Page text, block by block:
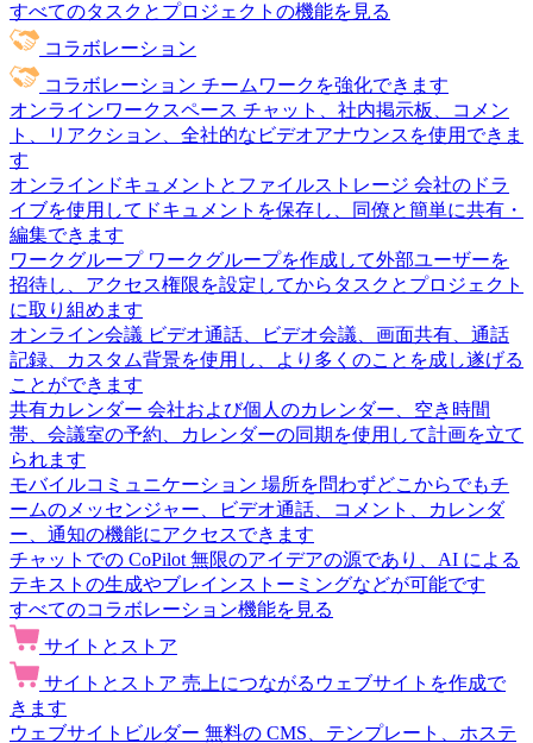
すべてのタスクとプロジェクトの機能を見る
コラボレーション
コラボレーション チームワークを強化できます
オンラインワークスペース チャット、社内掲示板、コメン
ト、リアクション、全社的なビデオアナウンスを使用できま
す
オンラインドキュメントとファイルストレージ 会社のドラ
イブを使用してドキュメントを保存し、同僚と簡単に共有・
編集できます
ワークグループ ワークグループを作成して外部ユーザーを
招待し、アクセス権限を設定してからタスクとプロジェクト
に取り組めます
オンライン会議 ビデオ通話、ビデオ会議、画面共有、通話
記録、カスタム背景を使用し、より多くのことを成し遂げる
ことができます
共有カレンダー 会社および個人のカレンダー、空き時間
帯、会議室の予約、カレンダーの同期を使用して計画を立て
られます
モバイルコミュニケーション 場所を問わずどこからでもチ
ームのメッセンジャー、ビデオ通話、コメント、カレンダ
ー、通知の機能にアクセスできます
チャットでの CoPilot 無限のアイデアの源であり、AI による
テキストの生成やブレインストーミングなどが可能です
すべてのコラボレーション機能を見る
サイトとストア
サイトとストア 売上につながるウェブサイトを作成で
きます
ウェブサイトビルダー 無料の CMS、テンプレート、ホステ